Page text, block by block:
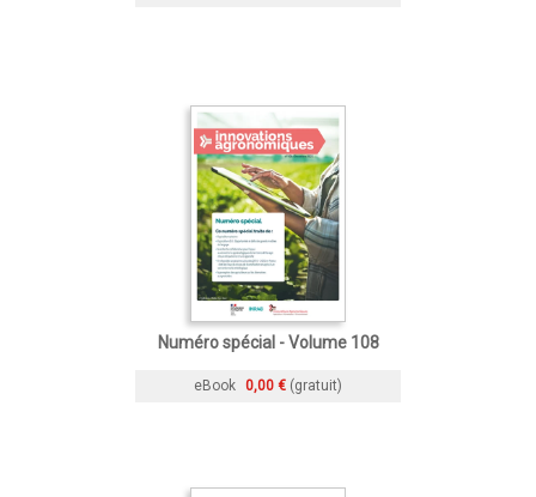
Numéro spécial - Volume 108
eBook 0,00 € (gratuit)